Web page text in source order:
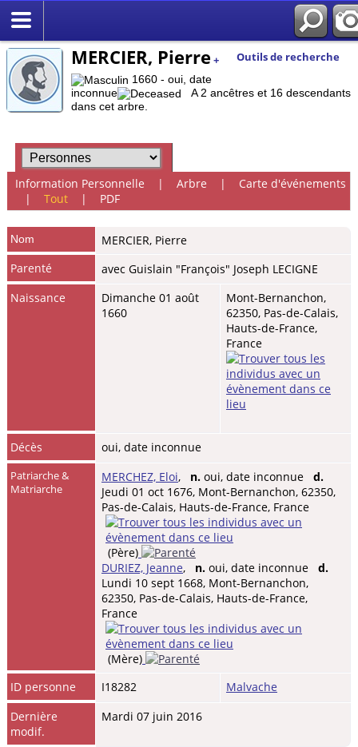
Outils de recherche
MERCIER, Pierre +
1660 - oui, date
inconnue
A 2 ancêtres et 16 descendants
dans cet arbre.
Information Personnelle | Arbre | Carte d'événements
| Tout| PDF
Nom MERCIER, Pierre
Parenté
avec Guislain "François" Joseph LECIGNE
Naissance
Dimanche 01 août
1660
Mont-Bernanchon,
62350, Pas-de-Calais,
Hauts-de-France,
France
Décès oui, date inconnue
Patriarche &
Matriarche
MERCHEZ, Eloi, n. oui, date inconnue d.
Jeudi 01 oct 1676, Mont-Bernanchon, 62350,
Pas-de-Calais, Hauts-de-France, France
(Père)
DURIEZ, Jeanne, n. oui, date inconnue d.
Lundi 10 sept 1668, Mont-Bernanchon,
62350, Pas-de-Calais, Hauts-de-France,
France
(Mère)
ID personne
I18282
Malvache
Dernière
modif.
Mardi 07 juin 2016